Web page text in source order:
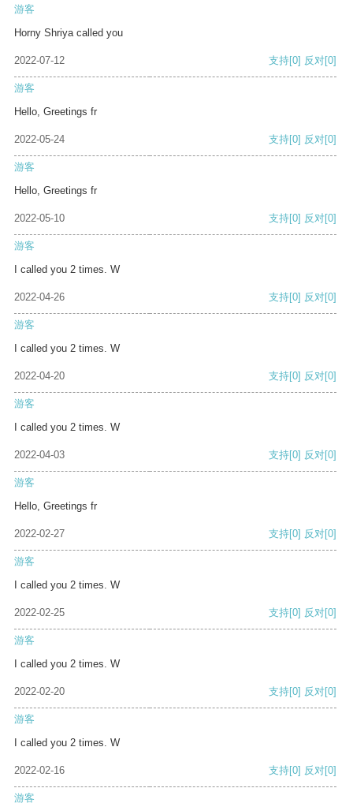
游客
Horny Shriya called you
2022-07-12 支持[0] 反对[0]
游客
Hello, Greetings fr
2022-05-24 支持[0] 反对[0]
游客
Hello, Greetings fr
2022-05-10 支持[0] 反对[0]
游客
I called you 2 times. W
2022-04-26 支持[0] 反对[0]
游客
I called you 2 times. W
2022-04-20 支持[0] 反对[0]
游客
I called you 2 times. W
2022-04-03 支持[0] 反对[0]
游客
Hello, Greetings fr
2022-02-27 支持[0] 反对[0]
游客
I called you 2 times. W
2022-02-25 支持[0] 反对[0]
游客
I called you 2 times. W
2022-02-20 支持[0] 反对[0]
游客
I called you 2 times. W
2022-02-16 支持[0] 反对[0]
游客